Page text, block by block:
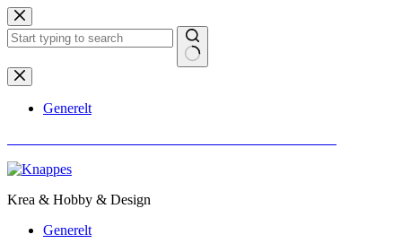
Fortsæt
til
indhold
Ingen
resultater
Generelt
Krea & Hobby & Design
Generelt